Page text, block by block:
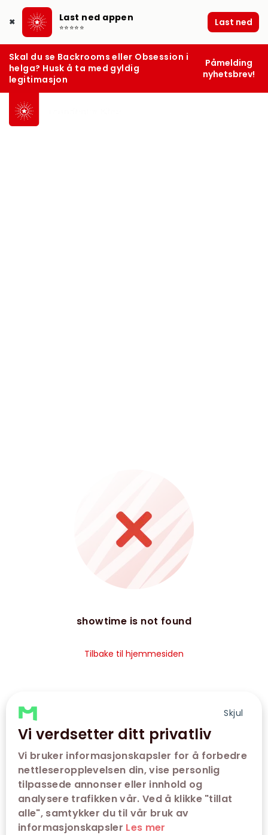
Skjul
Vi verdsetter ditt privatliv
Vi bruker informasjonskapsler for å forbedre
nettleseropplevelsen din, vise personlig
tilpassede annonser eller innhold og
analysere trafikken vår. Ved å klikke "tillat
alle", samtykker du til vår bruk av
informasjonskapsler Les mer
✖ Last ned appen
⭐⭐⭐⭐⭐ Last ned
Skal du se Backrooms eller Obsession i
helga? Husk å ta med gyldig
legitimasjon
Påmelding
nyhetsbrev!
showtime is not found
Tilbake til hjemmesiden